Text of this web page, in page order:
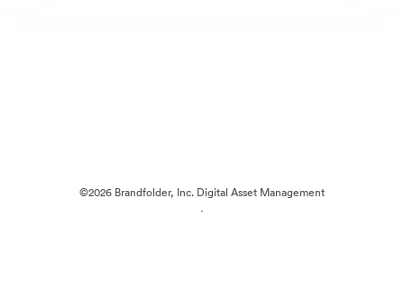
©2026 Brandfolder, Inc. Digital Asset Management
·